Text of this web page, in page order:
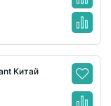
Китай